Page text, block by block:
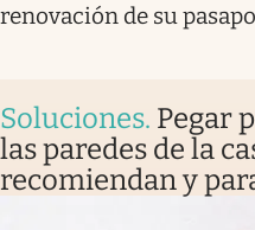
renovación de su
Soluciones. Pegar
las paredes de la
recomiendan y